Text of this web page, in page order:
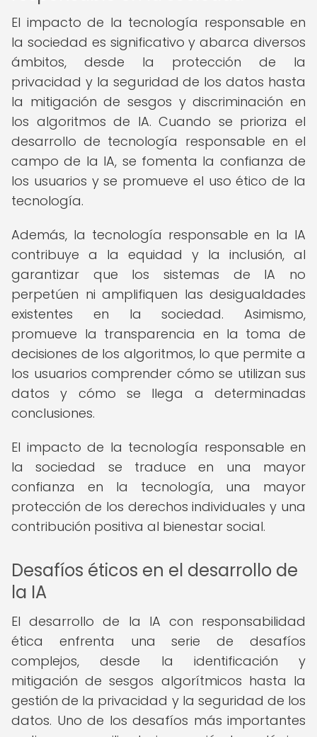
El impacto de la tecnología responsable en
la sociedad es significativo y abarca diversos
ámbitos, desde la protección de la
privacidad y la seguridad de los datos hasta
la mitigación de sesgos y discriminación en
los algoritmos de IA. Cuando se prioriza el
desarrollo de tecnología responsable en el
campo de la IA, se fomenta la confianza de
los usuarios y se promueve el uso ético de la
tecnología.
Además, la tecnología responsable en la IA
contribuye a la equidad y la inclusión, al
garantizar que los sistemas de IA no
perpetúen ni amplifiquen las desigualdades
existentes en la sociedad. Asimismo,
promueve la transparencia en la toma de
decisiones de los algoritmos, lo que permite a
los usuarios comprender cómo se utilizan sus
datos y cómo se llega a determinadas
conclusiones.
El impacto de la tecnología responsable en
la sociedad se traduce en una mayor
confianza en la tecnología, una mayor
protección de los derechos individuales y una
contribución positiva al bienestar social.
Desafíos éticos en el desarrollo de
la IA
El desarrollo de la IA con responsabilidad
ética enfrenta una serie de desafíos
complejos, desde la identificación y
mitigación de sesgos algorítmicos hasta la
gestión de la privacidad y la seguridad de los
datos. Uno de los desafíos más importantes